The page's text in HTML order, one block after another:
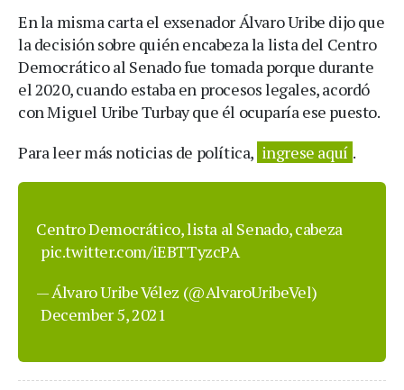
En la misma carta el exsenador Álvaro Uribe dijo que
la decisión sobre quién encabeza la lista del Centro
Democrático al Senado fue tomada porque durante
el 2020, cuando estaba en procesos legales, acordó
con Miguel Uribe Turbay que él ocuparía ese puesto.
Para leer más noticias de política, ingrese aquí .
Centro Democrático, lista al Senado, cabeza
pic.twitter.com/iEBTTyzcPA
— Álvaro Uribe Vélez (@AlvaroUribeVel)
December 5, 2021